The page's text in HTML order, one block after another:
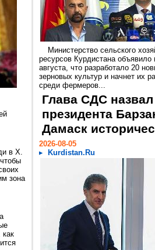
в X.
зона
Министерство сельского
ресурсов Курдистана объявило
августа, что разработало 20
зерновых культур и начнет их
среди фермеров...
Глава СДС назвал
президента
Дамаск
2026-08-05
Kurdistan.Ru